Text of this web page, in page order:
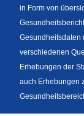
in Form von
Gesundheitsdaten
verschiedenen
Erhebungen der
auch Erhebungen